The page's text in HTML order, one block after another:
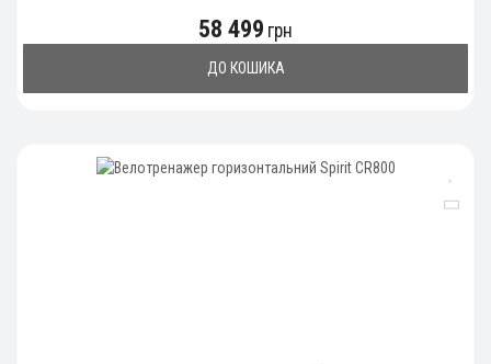
58 499 грн
ДО КОШИКА